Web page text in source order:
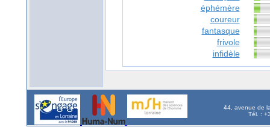
éphémère
coureur
fantasque
frivole
infidèle
44, avenue de
Tél. :